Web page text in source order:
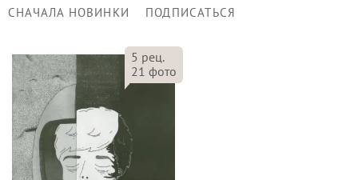
СНАЧАЛА НОВИНКИ ПОДПИСАТЬСЯ
5 рец.
21 фото